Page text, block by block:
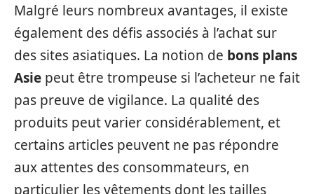
Malgré leurs nombreux avantages, il existe
également des défis associés à l’achat sur
des sites asiatiques. La notion de bons plans
Asie peut être trompeuse si l’acheteur ne fait
pas preuve de vigilance. La qualité des
produits peut varier considérablement, et
certains articles peuvent ne pas répondre
aux attentes des consommateurs, en
particulier les vêtements dont les tailles